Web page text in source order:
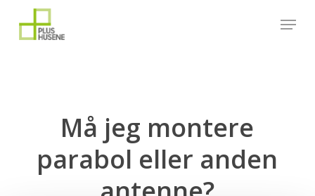
Menu
Må jeg montere
parabol eller anden